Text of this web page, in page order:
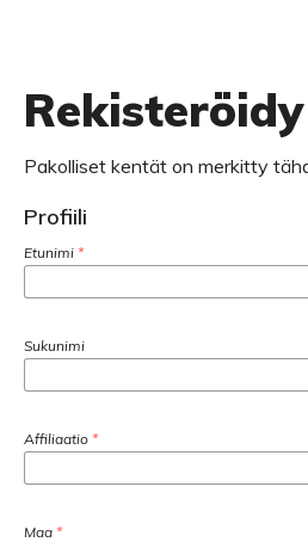
Rekisteröidy
Pakolliset kentät on merkitty
Profiili
Etunimi *
Sukunimi
Affiliaatio *
Maa *